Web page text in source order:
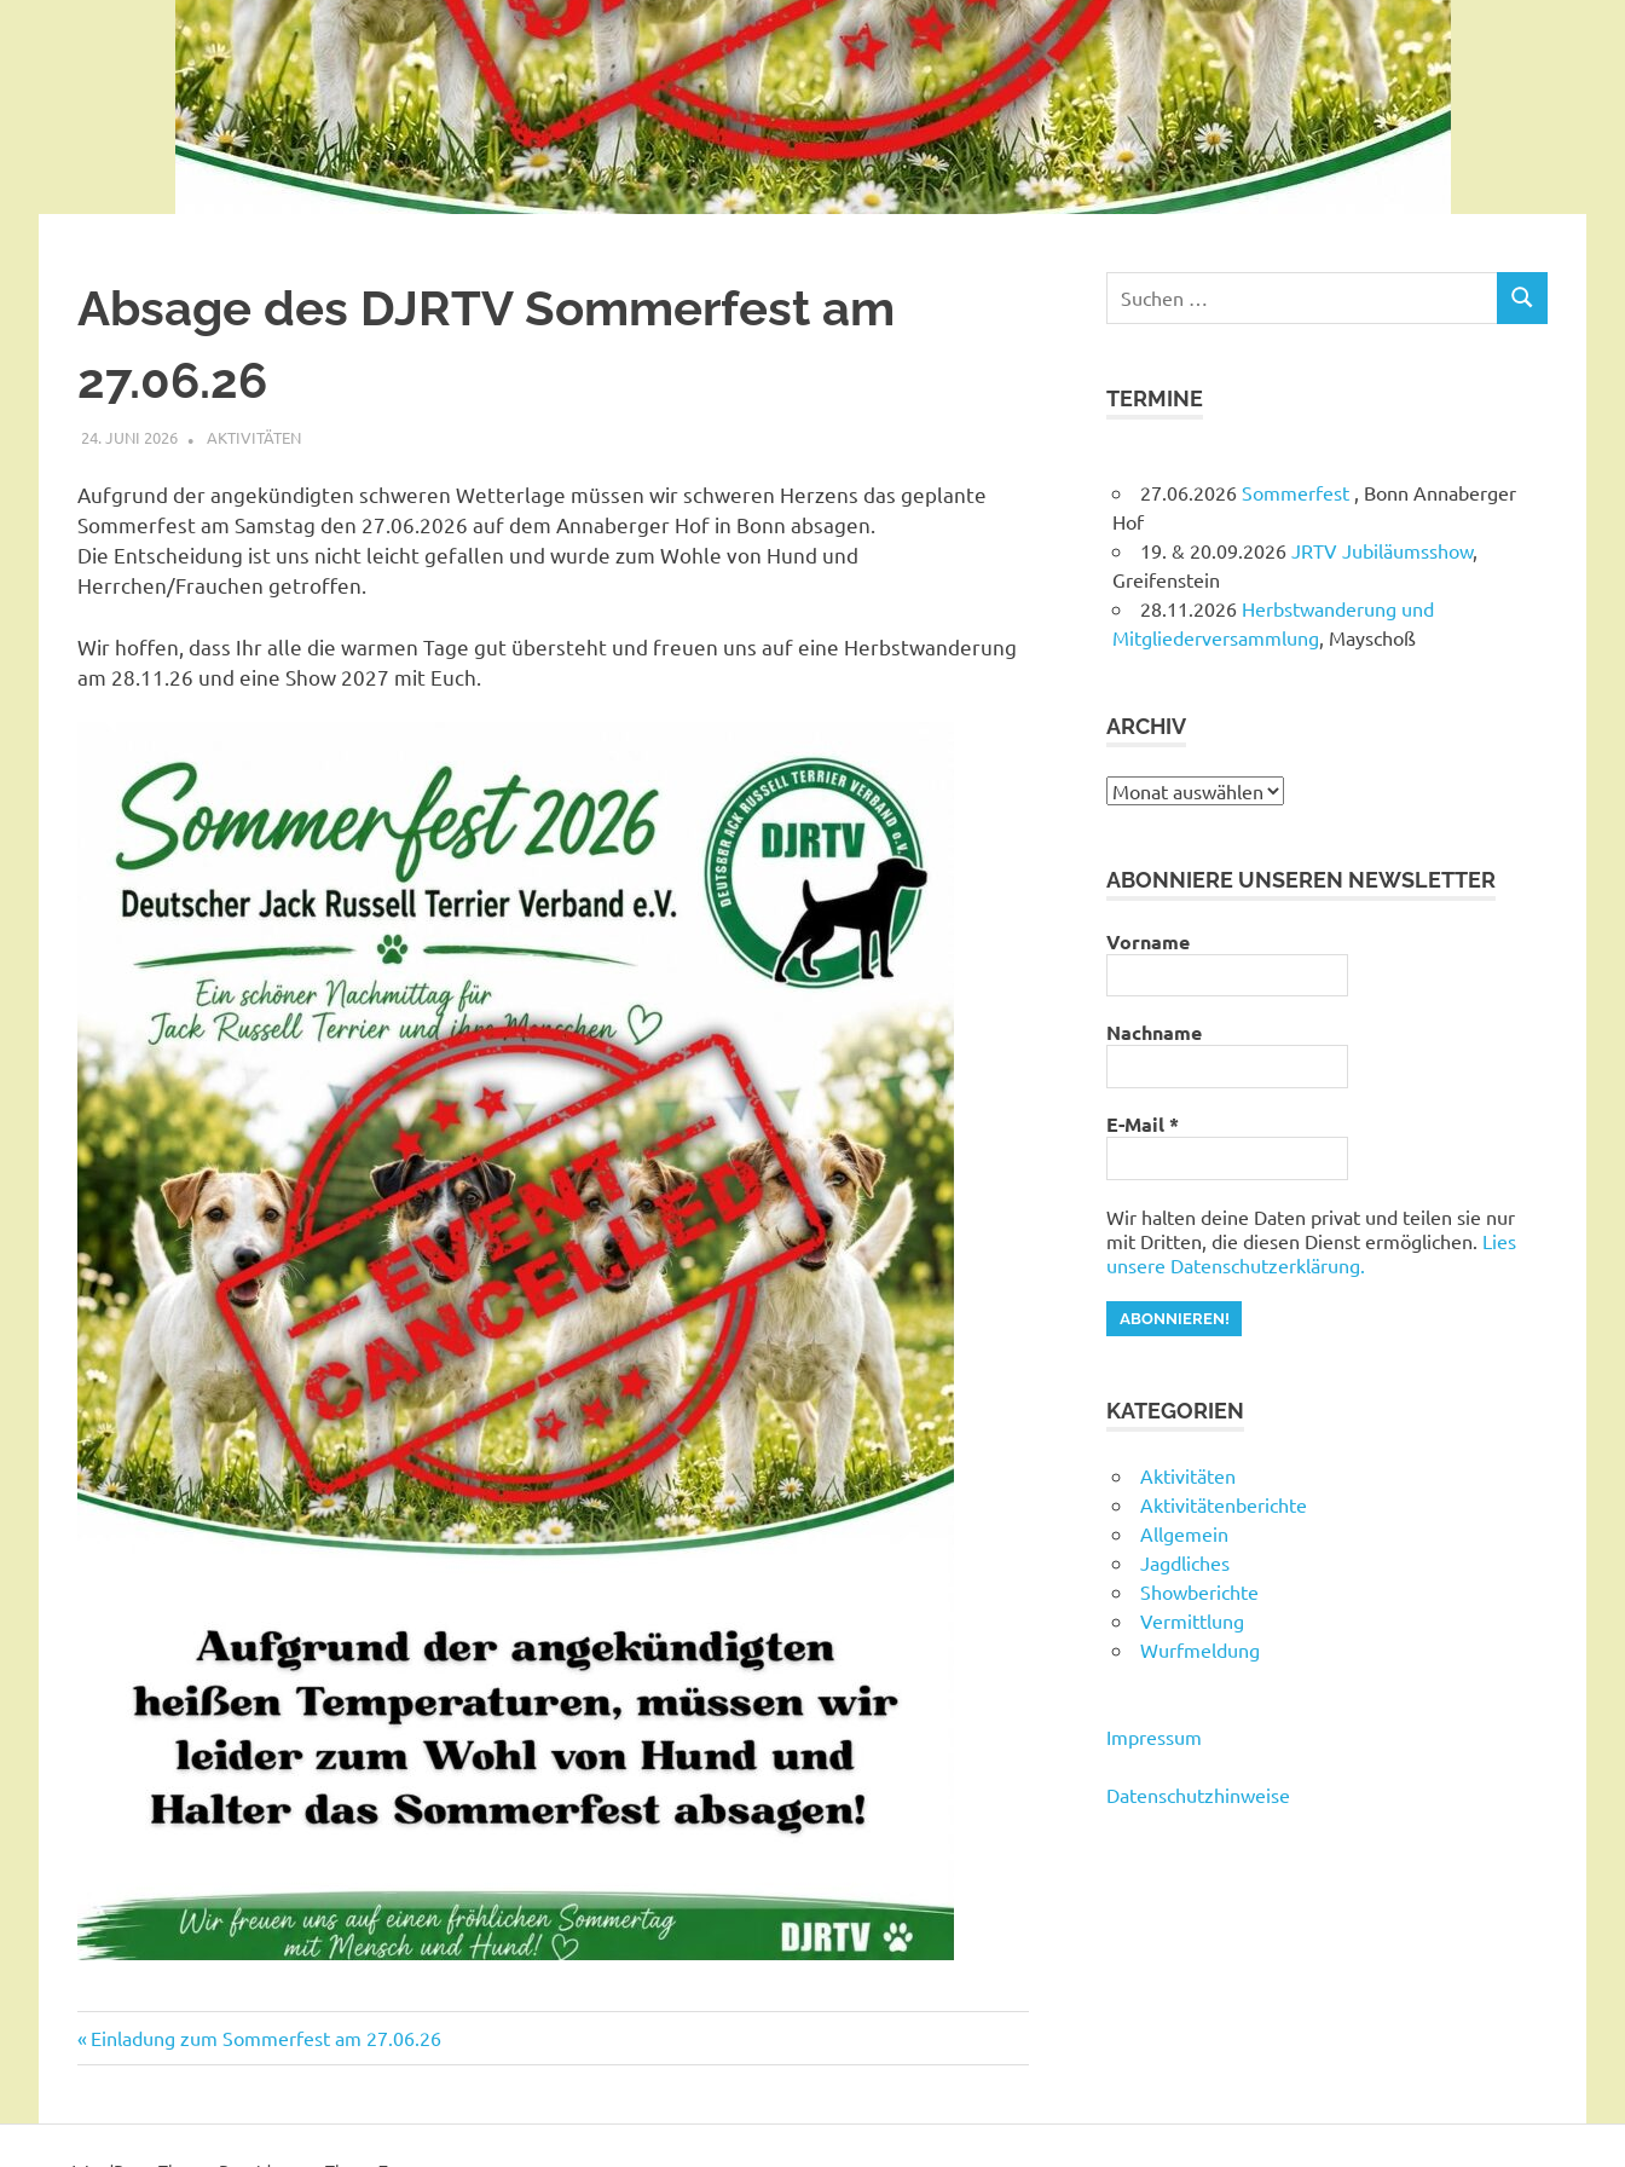
Absage des DJRTV Sommerfest am
27.06.26
24. JUNI 2026 AKTIVITÄTEN
Aufgrund der angekündigten schweren Wetterlage müssen wir schweren Herzens das geplante
Sommerfest am Samstag den 27.06.2026 auf dem Annaberger Hof in Bonn absagen.
Die Entscheidung ist uns nicht leicht gefallen und wurde zum Wohle von Hund und
Herrchen/Frauchen getroffen.
Wir hoffen, dass Ihr alle die warmen Tage gut übersteht und freuen uns auf eine Herbstwanderung
am 28.11.26 und eine Show 2027 mit Euch.
Beitragsnavigation
Vorheriger
Beitrag:
Einladung zum Sommerfest am 27.06.26
Suchen
SUCHEN
TERMINE
27.06.2026 Sommerfest
, Bonn Annaberger
Hof
19. & 20.09.2026 JRTV Jubiläumsshow,
Greifenstein
28.11.2026 Herbstwanderung und
Mitgliederversammlung , Mayschoß
ARCHIV
Archiv
ABONNIERE UNSEREN NEWSLETTER
Vorname
Nachname
E-Mail*
Wir halten deine Daten privat und teilen sie nur
mit Dritten, die diesen Dienst ermöglichen. Lies
unsere Datenschutzerklärung.
KATEGORIEN
Aktivitäten
Aktivitätenberichte
Allgemein
Jagdliches
Showberichte
Vermittlung
Wurfmeldung
Impressum
Datenschutzhinweise